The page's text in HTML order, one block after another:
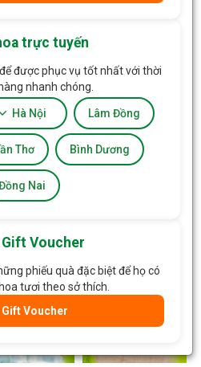
trực tuyến
được phục vụ tốt nhất với thời
nhanh chóng.
Hà Nội Lâm Đồng
Thơ Bình Dương
Nai
Gift Voucher
phiếu quà đặc biệt để họ có
tươi theo sở thích.
Gift Voucher